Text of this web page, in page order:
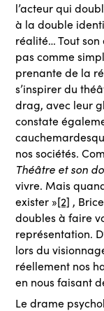
l’acteur qui
à la double
réalité… Tout
pas comme
prenante de la
s’inspirer du
drag, avec leur
constate
nos sociétés.
Théâtre et son
vivre. Mais
exister »[2] ,
doubles à faire
représentation.
lors du
réellement nos
en nous faisant
Le drame